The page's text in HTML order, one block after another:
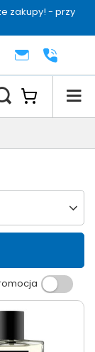
zakupy! - przy
KONTAKT+48 222